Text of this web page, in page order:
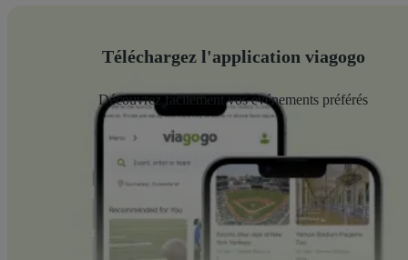
Téléchargez l'application viagogo
Découvrez facilement vos événements préférés